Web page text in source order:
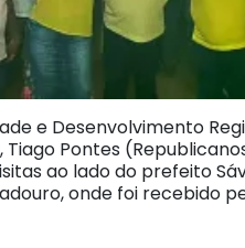
e Desenvolvimento
Pontes
ao lado do prefeito
onde foi recebido